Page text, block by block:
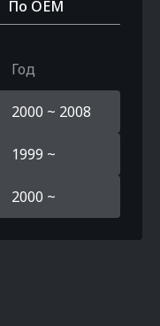
По OEM
Год
2000 ~ 2008
1999 ~
2000 ~